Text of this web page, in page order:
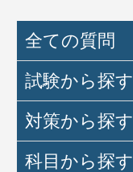
全ての質問
試験から探す
対策から探す
科目から探す